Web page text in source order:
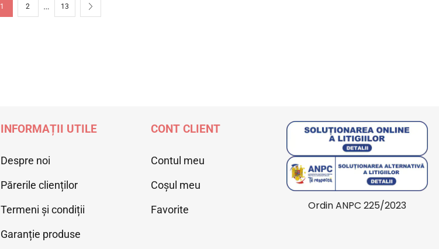
1 2 … 13
INFORMAȚII UTILE
Despre noi
Părerile clienților
Termeni și condiții
Garanție produse
CONT CLIENT
Contul meu
Coșul meu
Favorite
Ordin ANPC 225/2023